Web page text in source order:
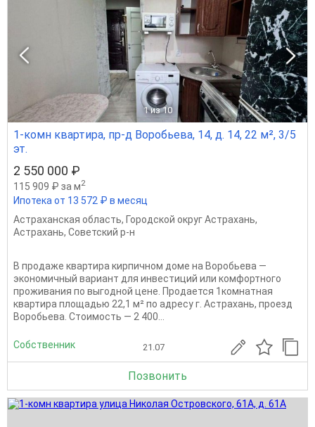
1 из 10
1-комн квартира, пр-д Воробьева, 14, д. 14, 22 м², 3/5
эт.
2 550 000 ₽
115 909 ₽ за м2
Ипотека от 13 572 ₽ в месяц
Астраханская область, Городской округ Астрахань,
Астрахань, Советский р-н
В продаже квартира кирпичном доме на Воробьева —
экономичный вариант для инвестиций или комфортного
проживания по выгодной цене. Продается 1комнатная
квартира площадью 22,1 м² по адресу г. Астрахань, проезд
Воробьева. Стоимость — 2 400...
Собственник 21.07
Позвонить